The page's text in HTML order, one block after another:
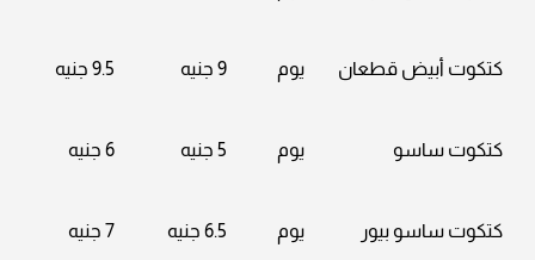
كتكوت أبيض قطعان يوم 9 جنيه 9.5 جنيه
كتكوت ساسو يوم 5 جنيه 6 جنيه
كتكوت ساسو بيور يوم 6.5 جنيه 7 جنيه